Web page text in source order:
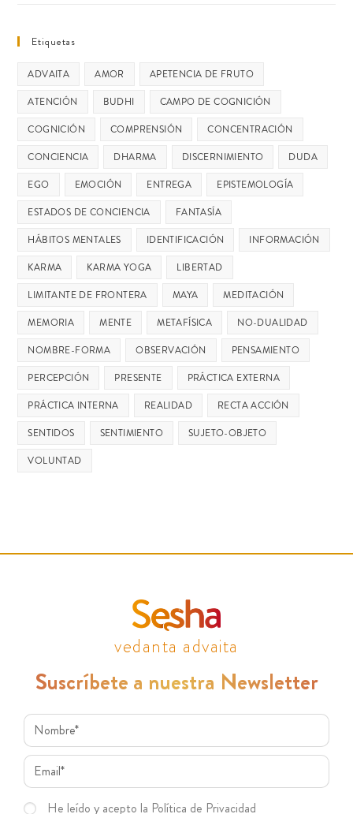
Etiquetas
ADVAITA AMOR
APETENCIA DE FRUTO
ATENCIÓN
BUDHI
CAMPO DE COGNICIÓN
COGNICIÓN
COMPRENSIÓN
CONCENTRACIÓN
CONCIENCIA
DHARMA DISCERNIMIENTO
DUDA
EGO
EMOCIÓN ENTREGA
EPISTEMOLOGÍA
ESTADOS DE CONCIENCIA
FANTASÍA
HÁBITOS MENTALES
IDENTIFICACIÓN
INFORMACIÓN
KARMA
KARMA YOGA
LIBERTAD
LIMITANTE DE FRONTERA
MAYA
MEDITACIÓN
MEMORIA
MENTE METAFÍSICA
NO-DUALIDAD
NOMBRE-FORMA
OBSERVACIÓN
PENSAMIENTO
PERCEPCIÓN
PRESENTE
PRÁCTICA EXTERNA
PRÁCTICA INTERNA
REALIDAD
RECTA ACCIÓN
SENTIDOS
SENTIMIENTO
SUJETO-OBJETO
VOLUNTAD
vedanta advaita
Suscríbete a nuestra Newsletter
He leído y acepto la Política de Privacidad